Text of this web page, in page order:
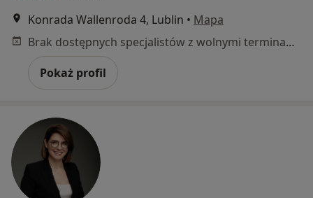
Konrada Wallenroda 4, Lublin • Mapa
Brak dostępnych specjalistów z wolnymi terminami w tym centrum medycznym.
Pokaż profil